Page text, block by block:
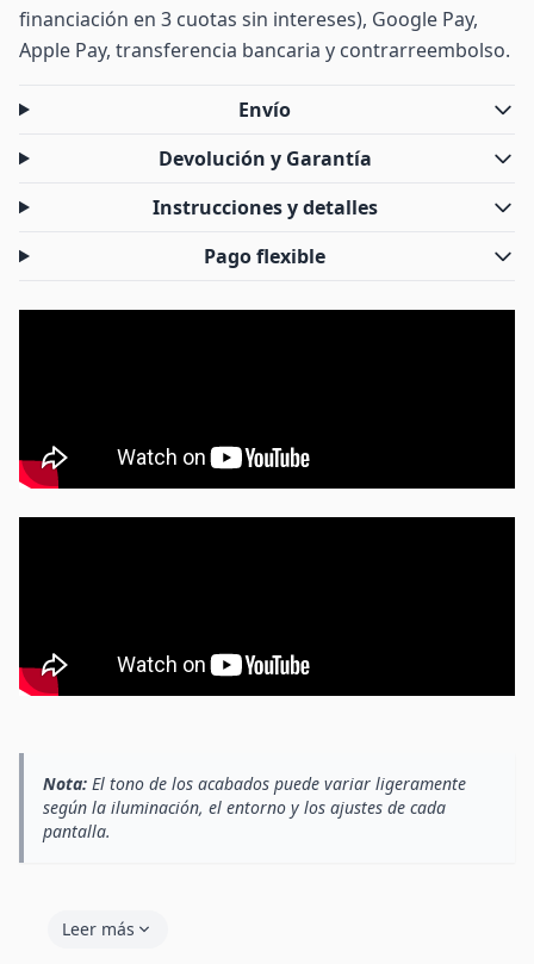
financiación en 3 cuotas sin intereses), Google Pay,
Apple Pay, transferencia bancaria y contrarreembolso.
Envío
Devolución y Garantía
Instrucciones y detalles
Pago flexible
Nota: El tono de los acabados puede variar ligeramente
según la iluminación, el entorno y los ajustes de cada
pantalla.
Leer más